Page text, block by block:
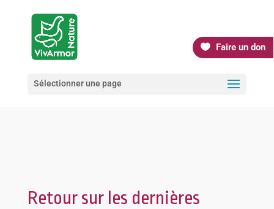
Faire un don
Sélectionner une page
Retour sur les dernières